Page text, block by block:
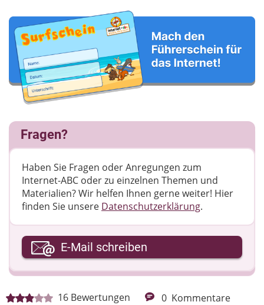
16 Bewertungen 0 Kommentare
Fragen?
Haben Sie Fragen oder Anregungen zum
Internet-ABC oder zu einzelnen Themen und
Materialien? Wir helfen Ihnen gerne weiter! ​Hier
finden Sie unsere Datenschutzerklärung.
Ihre E-Mail-Adresse
Ihre Nachricht
E-Mail schreiben